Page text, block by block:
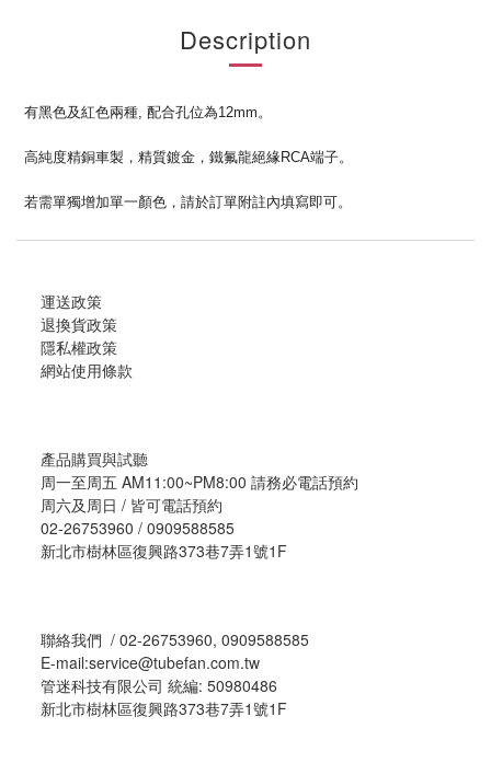
Description
有黑色及紅色兩種, 配合孔位為12mm。
高純度精銅車製，精質鍍金，鐵氟龍絕緣RCA端子。
若需單獨增加單一顏色，請於訂單附註內填寫即可。
運送政策
退換貨政策
隱私權政策
網站使用條款
產品購買與試聽
周一至周五 AM11:00~PM8:00 請務必電話預約
周六及周日 / 皆可電話預約
02-26753960 / 0909588585
新北市樹林區復興路373巷7弄1號1F
聯絡我們 / 02-26753960, 0909588585
E-mail:service@tubefan.com.tw
管迷科技有限公司 統編: 50980486
新北市樹林區復興路373巷7弄1號1F